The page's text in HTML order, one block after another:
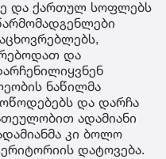
და ქართულ სოფლებს
და
ნაწილმა
და დარჩა
ადამიანი
კი ბოლო
დატოვება.